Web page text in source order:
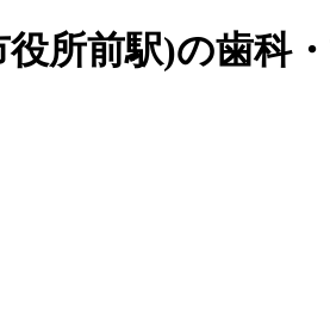
所前駅)の歯科